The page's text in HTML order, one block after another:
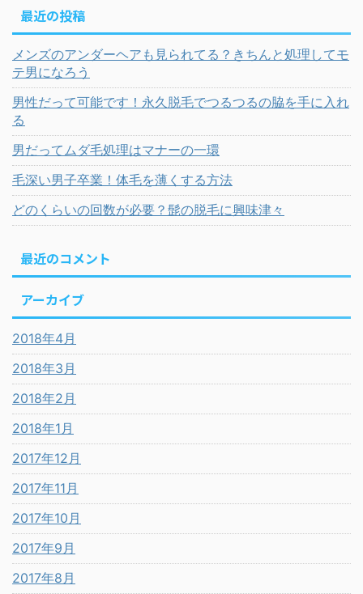
最近の投稿
メンズのアンダーヘアも見られてる？きちんと処理してモ
テ男になろう
男性だって可能です！永久脱毛でつるつるの脇を手に入れ
る
男だってムダ毛処理はマナーの一環
毛深い男子卒業！体毛を薄くする方法
どのくらいの回数が必要？髭の脱毛に興味津々
最近のコメント
アーカイブ
2018年4月
2018年3月
2018年2月
2018年1月
2017年12月
2017年11月
2017年10月
2017年9月
2017年8月